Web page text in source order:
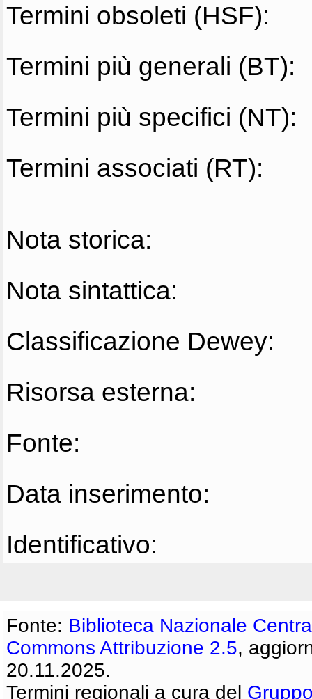
Termini obsoleti (HSF):
Termini più generali (BT):
Termini più specifici (NT):
Termini associati (RT):
Nota storica:
Nota sintattica:
Classificazione Dewey:
Risorsa esterna:
Fonte:
Data inserimento:
Identificativo:
Fonte: Biblioteca Nazionale
Commons Attribuzione 2.5,
20.11.2025.
Termini regionali a cura del